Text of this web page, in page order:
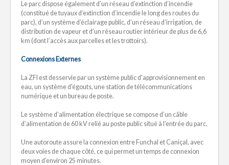
Le parc dispose également d’un réseau d’extinction d’incendie
(constitué de tuyaux d’extinction d’incendie le long des routes du
parc), d’un système d’éclairage public, d’un réseau d’irrigation, de
distribution de vapeur et d’un réseau routier intérieur de plus de 6,6
km (dont l’accès aux parcelles et les trottoirs).
Connexions Externes
La ZFI est desservie par un système public d'approvisionnement en
eau, un système d'égouts, une station de télécommunications
numérique et un bureau de poste.
Le système d’alimentation électrique se compose d’un câble
d’alimentation de 60 kV relié au poste public situé à l’entrée du parc.
Une autoroute assure la connexion entre Funchal et Caniçal, avec
deux voies de chaque côté, ce qui permet un temps de connexion
moyen d’environ 25 minutes.